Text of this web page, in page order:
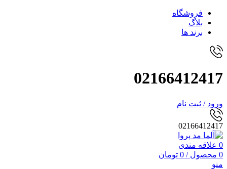
فروشگاه
بلاگ
برند ها
02166412417
ورود / ثبت نام
02166412417
0 علاقه مندی
0 محصول /
0 تومان
منو